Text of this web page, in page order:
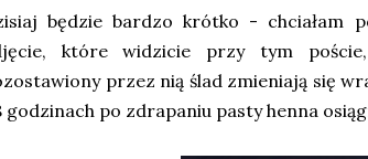
będzie bardzo krótko - chciałam
które widzicie przy tym
przez nią ślad zmieniają się
godzinach po zdrapaniu pasty henna